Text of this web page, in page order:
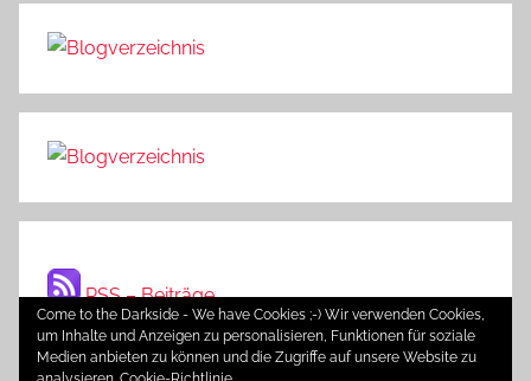
RSS – Beiträge
Come to the Darkside - We have Cookies ;-) Wir verwenden Cookies,
um Inhalte und Anzeigen zu personalisieren, Funktionen für soziale
Medien anbieten zu können und die Zugriffe auf unsere Website zu